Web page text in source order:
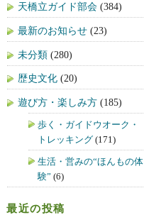
天橋立ガイド部会 (384)
最新のお知らせ (23)
未分類 (280)
歴史文化 (20)
遊び方・楽しみ方 (185)
歩く・ガイドウオーク・
トレッキング (171)
生活・営みの“ほんもの体
験” (6)
最近の投稿